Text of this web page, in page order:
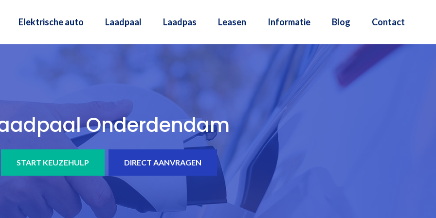
Elektrische auto Laadpaal Laadpas Leasen Informatie Blog Contact
Onderdendam
START KEUZEHULP DIRECT AANVRAGEN